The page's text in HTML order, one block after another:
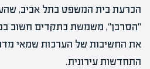
הכרעת בית המשפט בתל אביב,
"הסרבן", משמשת כתקדים חשוב
את החשיבות של הערכות שמאי
התחדשות עירונית.